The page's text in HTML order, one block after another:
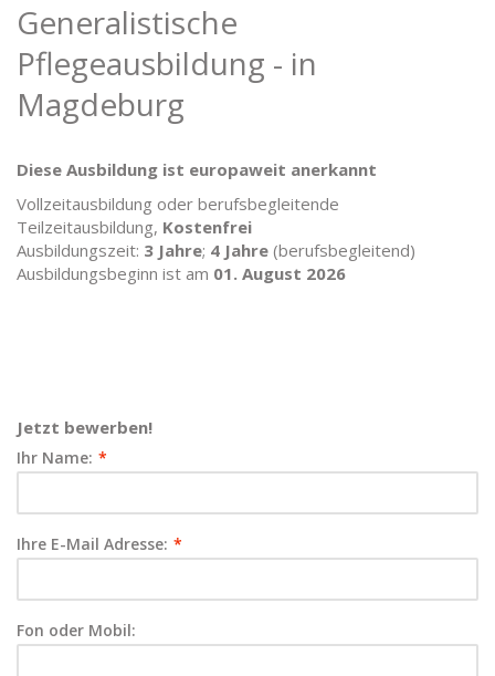
Generalistische
Pflegeausbildung - in
Magdeburg
Diese Ausbildung ist europaweit anerkannt
Vollzeitausbildung oder berufsbegleitende
Teilzeitausbildung, Kostenfrei
Ausbildungszeit: 3 Jahre; 4 Jahre (berufsbegleitend)
Ausbildungsbeginn ist am 01. August 2026
Jetzt bewerben!
Ihr Name: *
Ihre E-Mail Adresse: *
Fon oder Mobil: